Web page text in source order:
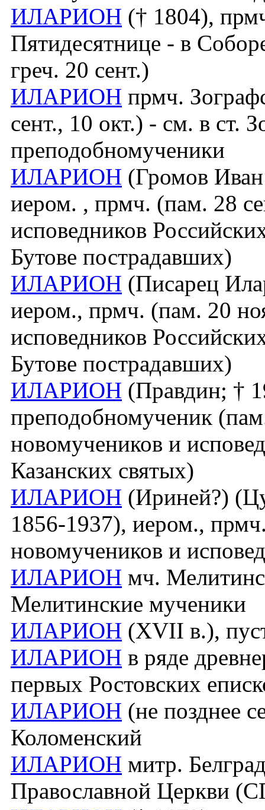
ИЛАРИОН († 1804),
Пятидесятнице - в
греч. 20 сент.)
ИЛАРИОН прмч.
сент., 10 окт.) - см. в ст.
преподобномученики
ИЛАРИОН (Громов
иером. , прмч. (пам. 28
исповедников
Бутове пострадавших)
ИЛАРИОН (Писарец
иером., прмч. (пам. 20
исповедников
Бутове пострадавших)
ИЛАРИОН (Правдин; †
преподобномученик
новомучеников и
Казанских святых)
ИЛАРИОН (Ириней?)
1856-1937), иером.,
новомучеников и
ИЛАРИОН мч.
Мелитинские мученики
ИЛАРИОН (XVII в.),
ИЛАРИОН в ряде
первых Ростовских
ИЛАРИОН (не позднее
Коломенский
ИЛАРИОН митр.
Православной Церкви